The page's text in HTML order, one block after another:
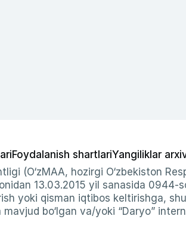
Foydalanish shartlariYangiliklar
(O‘zMAA, hozirgi O‘zbekiston
13.03.2015 yil sanasida 0944-
yoki qisman iqtibos keltirishga,
bo‘lgan va/yoki “Daryo”